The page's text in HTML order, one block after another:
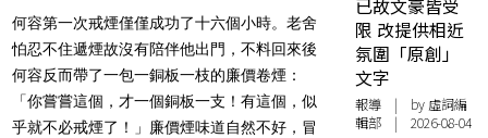
何容第一次戒煙僅僅成功了十六個小時。老舍
怕忍不住遞煙故沒有陪伴他出門，不料回來後
何容反而帶了一包一銅板一枝的廉價卷煙：
「你嘗嘗這個，才一個銅板一支！有這個，似
乎就不必戒煙了！」廉價煙味道自然不好，冒
已故文豪皆受
限 改提供相近
氛圍「原創」
文字
報導 | by 虛詞編
輯部 | 2026-08-04